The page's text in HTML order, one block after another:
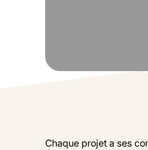
Chaque projet a ses